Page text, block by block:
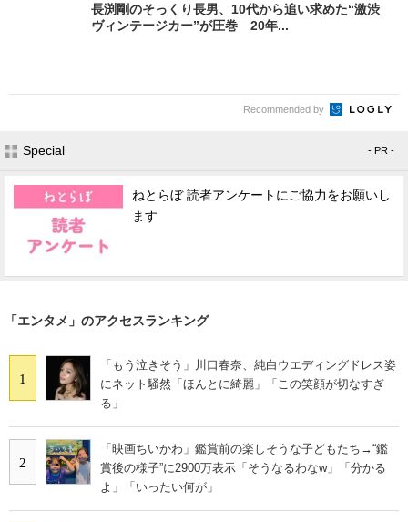
長渕剛のそっくり長男、10代から追い求めた“激渋
ヴィンテージカー”が圧巻 20年...
Recommended by
Special - PR -
ねとらぼ 読者アンケートにご協力をお願いし
ます
「エンタメ」のアクセスランキング
1
「もう泣きそう」川口春奈、純白ウエディングドレス姿
にネット騒然「ほんとに綺麗」「この笑顔が切なすぎ
る」
2
「映画ちいかわ」鑑賞前の楽しそうな子どもたち→“鑑
賞後の様子”に2900万表示「そうなるわなw」「分かる
よ」「いったい何が」